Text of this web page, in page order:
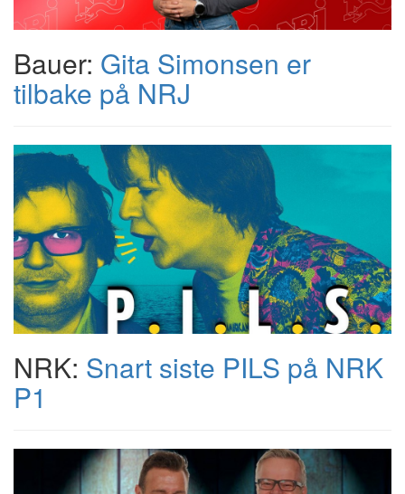
Bauer: Gita Simonsen er
tilbake på NRJ
NRK: Snart siste PILS på NRK
P1